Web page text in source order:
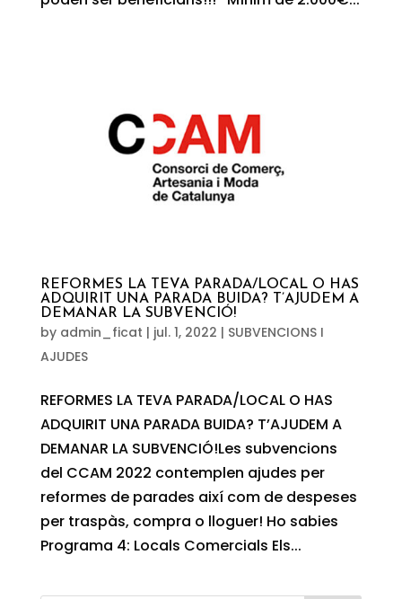
REFORMES LA TEVA PARADA/LOCAL O HAS
ADQUIRIT UNA PARADA BUIDA? T’AJUDEM A
DEMANAR LA SUBVENCIÓ!
by admin_ficat | jul. 1, 2022 | SUBVENCIONS I
AJUDES
REFORMES LA TEVA PARADA/LOCAL O HAS
ADQUIRIT UNA PARADA BUIDA? T’AJUDEM A
DEMANAR LA SUBVENCIÓ!Les subvencions
del CCAM 2022 contemplen ajudes per
reformes de parades així com de despeses
per traspàs, compra o lloguer! Ho sabies
Programa 4: Locals Comercials Els...